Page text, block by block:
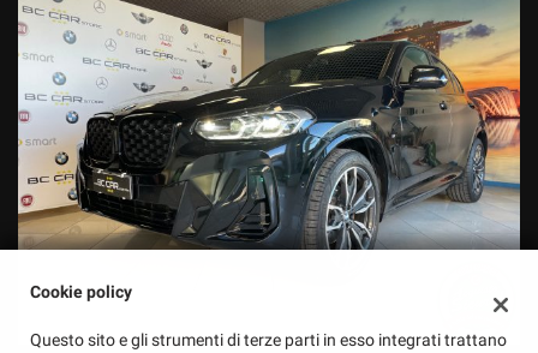
Cookie policy
Questo sito e gli strumenti di terze parti in esso integrati trattano